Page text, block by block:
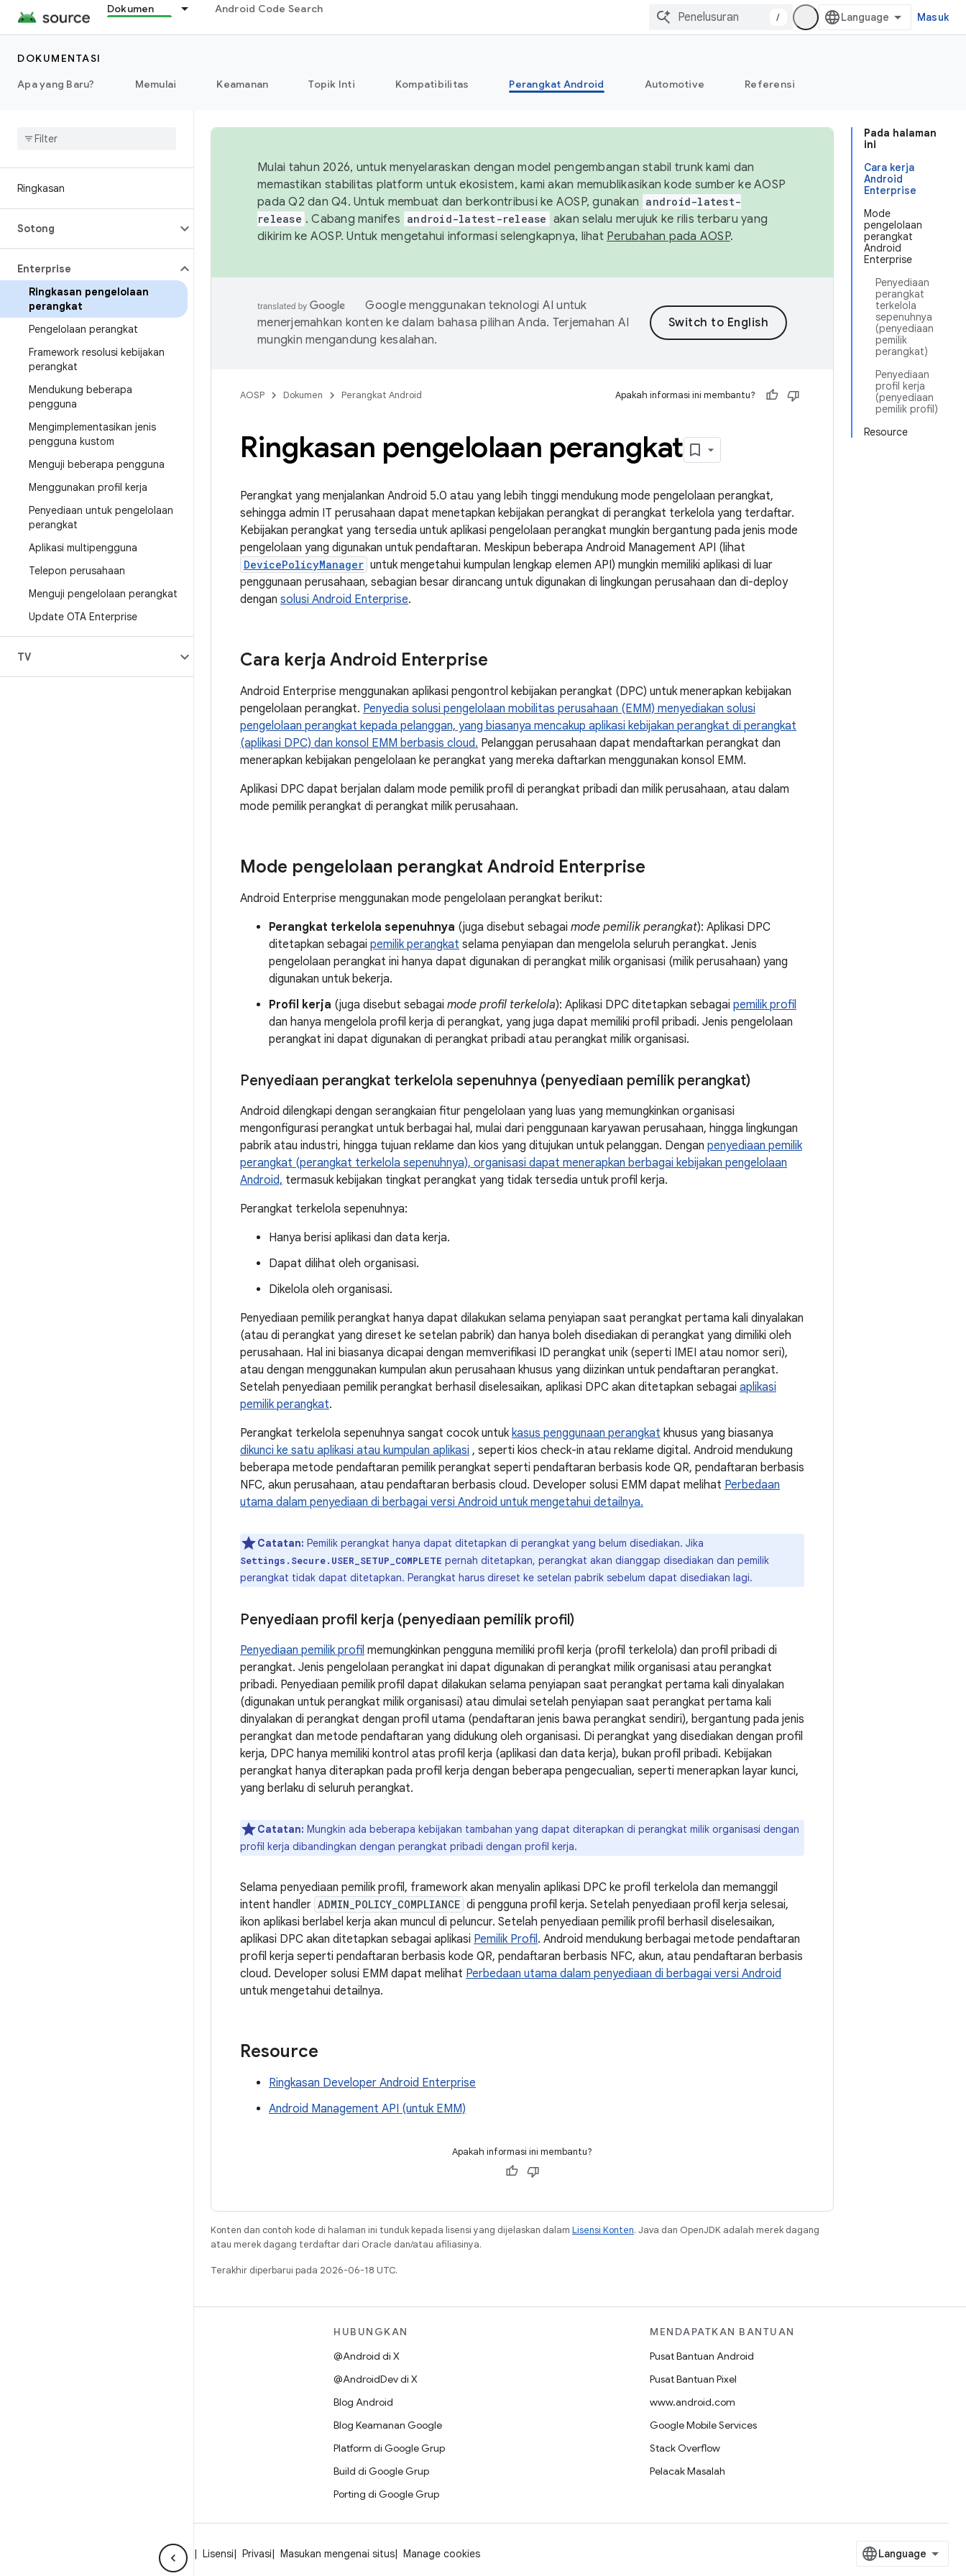
Dokumen Android Code Search
/ Masuk
DOKUMENTASI
Apa yang Baru?
Memulai Keamanan Topik Inti Kompatibilitas Perangkat Android Automotive Referensi
Ringkasan
Sotong
Enterprise
Ringkasan pengelolaan
perangkat
Pengelolaan perangkat
Framework resolusi kebijakan
perangkat
Mendukung beberapa
pengguna
Mengimplementasikan jenis
pengguna kustom
Menguji beberapa pengguna
Menggunakan profil kerja
Penyediaan untuk pengelolaan
perangkat
Aplikasi multipengguna
Telepon perusahaan
Menguji pengelolaan perangkat
Update OTA Enterprise
TV
Pada halaman
ini
Cara kerja
Android
Enterprise
Mode
pengelolaan
perangkat
Android
Enterprise
Penyediaan
perangkat
terkelola
sepenuhnya
(penyediaan
pemilik
perangkat)
Penyediaan
profil kerja
(penyediaan
pemilik profil)
Resource
Mulai tahun 2026, untuk menyelaraskan dengan model pengembangan stabil trunk kami dan
memastikan stabilitas platform untuk ekosistem, kami akan memublikasikan kode sumber ke AOSP
pada Q2 dan Q4. Untuk membuat dan berkontribusi ke AOSP, gunakan android-latest-
release . Cabang manifes android-latest-release akan selalu merujuk ke rilis terbaru yang
dikirim ke AOSP. Untuk mengetahui informasi selengkapnya, lihat Perubahan pada AOSP.
Google menggunakan teknologi AI untuk
menerjemahkan konten ke dalam bahasa pilihan Anda. Terjemahan AI
mungkin mengandung kesalahan.
AOSP Dokumen Perangkat Android Apakah informasi ini membantu?
Ringkasan pengelolaan perangkat
Perangkat yang menjalankan Android 5.0 atau yang lebih tinggi mendukung mode pengelolaan perangkat,
sehingga admin IT perusahaan dapat menetapkan kebijakan perangkat di perangkat terkelola yang terdaftar.
Kebijakan perangkat yang tersedia untuk aplikasi pengelolaan perangkat mungkin bergantung pada jenis mode
pengelolaan yang digunakan untuk pendaftaran. Meskipun beberapa Android Management API (lihat
DevicePolicyManager untuk mengetahui kumpulan lengkap elemen API) mungkin memiliki aplikasi di luar
penggunaan perusahaan, sebagian besar dirancang untuk digunakan di lingkungan perusahaan dan di-deploy
dengan solusi Android Enterprise.
Cara kerja Android Enterprise
Android Enterprise menggunakan aplikasi pengontrol kebijakan perangkat (DPC) untuk menerapkan kebijakan
pengelolaan perangkat. Penyedia solusi pengelolaan mobilitas perusahaan (EMM) menyediakan solusi
pengelolaan perangkat kepada pelanggan, yang biasanya mencakup aplikasi kebijakan perangkat di perangkat
(aplikasi DPC) dan konsol EMM berbasis cloud. Pelanggan perusahaan dapat mendaftarkan perangkat dan
menerapkan kebijakan pengelolaan ke perangkat yang mereka daftarkan menggunakan konsol EMM.
Aplikasi DPC dapat berjalan dalam mode pemilik profil di perangkat pribadi dan milik perusahaan, atau dalam
mode pemilik perangkat di perangkat milik perusahaan.
Mode pengelolaan perangkat Android Enterprise
Android Enterprise menggunakan mode pengelolaan perangkat berikut:
Perangkat terkelola sepenuhnya (juga disebut sebagai mode pemilik perangkat): Aplikasi DPC
ditetapkan sebagai pemilik perangkat selama penyiapan dan mengelola seluruh perangkat. Jenis
pengelolaan perangkat ini hanya dapat digunakan di perangkat milik organisasi (milik perusahaan) yang
digunakan untuk bekerja.
Profil kerja (juga disebut sebagai mode profil terkelola): Aplikasi DPC ditetapkan sebagai pemilik profil
dan hanya mengelola profil kerja di perangkat, yang juga dapat memiliki profil pribadi. Jenis pengelolaan
perangkat ini dapat digunakan di perangkat pribadi atau perangkat milik organisasi.
Penyediaan perangkat terkelola sepenuhnya (penyediaan pemilik perangkat)
Android dilengkapi dengan serangkaian fitur pengelolaan yang luas yang memungkinkan organisasi
mengonfigurasi perangkat untuk berbagai hal, mulai dari penggunaan karyawan perusahaan, hingga lingkungan
pabrik atau industri, hingga tujuan reklame dan kios yang ditujukan untuk pelanggan. Dengan penyediaan pemilik
perangkat (perangkat terkelola sepenuhnya), organisasi dapat menerapkan berbagai kebijakan pengelolaan
Android, termasuk kebijakan tingkat perangkat yang tidak tersedia untuk profil kerja.
Perangkat terkelola sepenuhnya:
Hanya berisi aplikasi dan data kerja.
Dapat dilihat oleh organisasi.
Dikelola oleh organisasi.
Penyediaan pemilik perangkat hanya dapat dilakukan selama penyiapan saat perangkat pertama kali dinyalakan
(atau di perangkat yang direset ke setelan pabrik) dan hanya boleh disediakan di perangkat yang dimiliki oleh
perusahaan. Hal ini biasanya dicapai dengan memverifikasi ID perangkat unik (seperti IMEI atau nomor seri),
atau dengan menggunakan kumpulan akun perusahaan khusus yang diizinkan untuk pendaftaran perangkat.
Setelah penyediaan pemilik perangkat berhasil diselesaikan, aplikasi DPC akan ditetapkan sebagai aplikasi
pemilik perangkat.
Perangkat terkelola sepenuhnya sangat cocok untuk kasus penggunaan perangkat khusus yang biasanya
dikunci ke satu aplikasi atau kumpulan aplikasi , seperti kios check-in atau reklame digital. Android mendukung
beberapa metode pendaftaran pemilik perangkat seperti pendaftaran berbasis kode QR, pendaftaran berbasis
NFC, akun perusahaan, atau pendaftaran berbasis cloud. Developer solusi EMM dapat melihat Perbedaan
utama dalam penyediaan di berbagai versi Android untuk mengetahui detailnya.
Catatan: Pemilik perangkat hanya dapat ditetapkan di perangkat yang belum disediakan. Jika
Settings.Secure.USER_SETUP_COMPLETE pernah ditetapkan, perangkat akan dianggap disediakan dan pemilik
perangkat tidak dapat ditetapkan. Perangkat harus direset ke setelan pabrik sebelum dapat disediakan lagi.
Penyediaan profil kerja (penyediaan pemilik profil)
Penyediaan pemilik profil memungkinkan pengguna memiliki profil kerja (profil terkelola) dan profil pribadi di
perangkat. Jenis pengelolaan perangkat ini dapat digunakan di perangkat milik organisasi atau perangkat
pribadi. Penyediaan pemilik profil dapat dilakukan selama penyiapan saat perangkat pertama kali dinyalakan
(digunakan untuk perangkat milik organisasi) atau dimulai setelah penyiapan saat perangkat pertama kali
dinyalakan di perangkat dengan profil utama (pendaftaran jenis bawa perangkat sendiri), bergantung pada jenis
perangkat dan metode pendaftaran yang didukung oleh organisasi. Di perangkat yang disediakan dengan profil
kerja, DPC hanya memiliki kontrol atas profil kerja (aplikasi dan data kerja), bukan profil pribadi. Kebijakan
perangkat hanya diterapkan pada profil kerja dengan beberapa pengecualian, seperti menerapkan layar kunci,
yang berlaku di seluruh perangkat.
Catatan: Mungkin ada beberapa kebijakan tambahan yang dapat diterapkan di perangkat milik organisasi dengan
profil kerja dibandingkan dengan perangkat pribadi dengan profil kerja.
Selama penyediaan pemilik profil, framework akan menyalin aplikasi DPC ke profil terkelola dan memanggil
intent handler ADMIN_POLICY_COMPLIANCE di pengguna profil kerja. Setelah penyediaan profil kerja selesai,
ikon aplikasi berlabel kerja akan muncul di peluncur. Setelah penyediaan pemilik profil berhasil diselesaikan,
aplikasi DPC akan ditetapkan sebagai aplikasi Pemilik Profil. Android mendukung berbagai metode pendaftaran
profil kerja seperti pendaftaran berbasis kode QR, pendaftaran berbasis NFC, akun, atau pendaftaran berbasis
cloud. Developer solusi EMM dapat melihat Perbedaan utama dalam penyediaan di berbagai versi Android
untuk mengetahui detailnya.
Resource
Ringkasan Developer Android Enterprise
Android Management API (untuk EMM)
Apakah informasi ini membantu?
Konten dan contoh kode di halaman ini tunduk kepada lisensi yang dijelaskan dalam Lisensi Konten. Java dan OpenJDK adalah merek dagang
atau merek dagang terdaftar dari Oracle dan/atau afiliasinya.
Terakhir diperbarui pada 2026-06-18 UTC.
HUBUNGKAN
@Android di X
@AndroidDev di X
Blog Android
Blog Keamanan Google
Platform di Google Grup
Build di Google Grup
Porting di Google Grup
MENDAPATKAN BANTUAN
Pusat Bantuan Android
Pusat Bantuan Pixel
www.android.com
Google Mobile Services
Stack Overflow
Pelacak Masalah
Hukum Lisensi Privasi Masukan mengenai situs Manage cookies